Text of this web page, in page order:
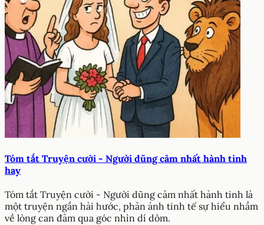
Tóm tắt Truyện cười - Người dũng cảm nhất hành tinh
hay
Tóm tắt Truyện cười - Người dũng cảm nhất hành tinh là
một truyện ngắn hài hước, phản ánh tinh tế sự hiểu nhầm
về lòng can đảm qua góc nhìn dí dỏm.